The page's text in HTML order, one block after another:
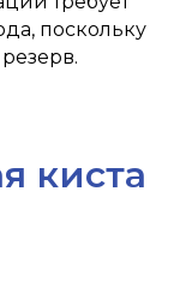
поскольку
киста